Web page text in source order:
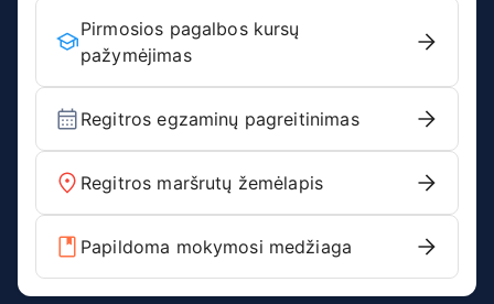
Pirmosios pagalbos kursų
pažymėjimas
Regitros egzaminų pagreitinimas
Regitros maršrutų žemėlapis
Papildoma mokymosi medžiaga